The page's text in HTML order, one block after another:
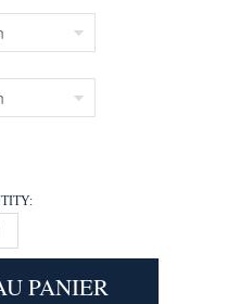
BLUE (208) QUANTITY
PANIER